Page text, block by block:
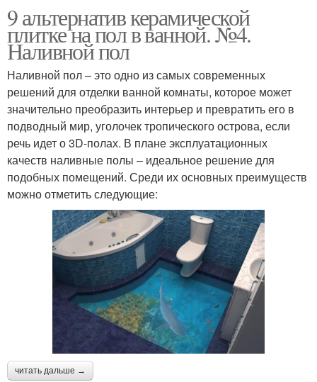
9 альтернатив керамической
плитке на пол в ванной. №4.
Наливной пол
Наливной пол – это одно из самых современных
решений для отделки ванной комнаты, которое может
значительно преобразить интерьер и превратить его в
подводный мир, уголочек тропического острова, если
речь идет о 3D-полах. В плане эксплуатационных
качеств наливные полы – идеальное решение для
подобных помещений. Среди их основных преимуществ
можно отметить следующие:
читать дальше →